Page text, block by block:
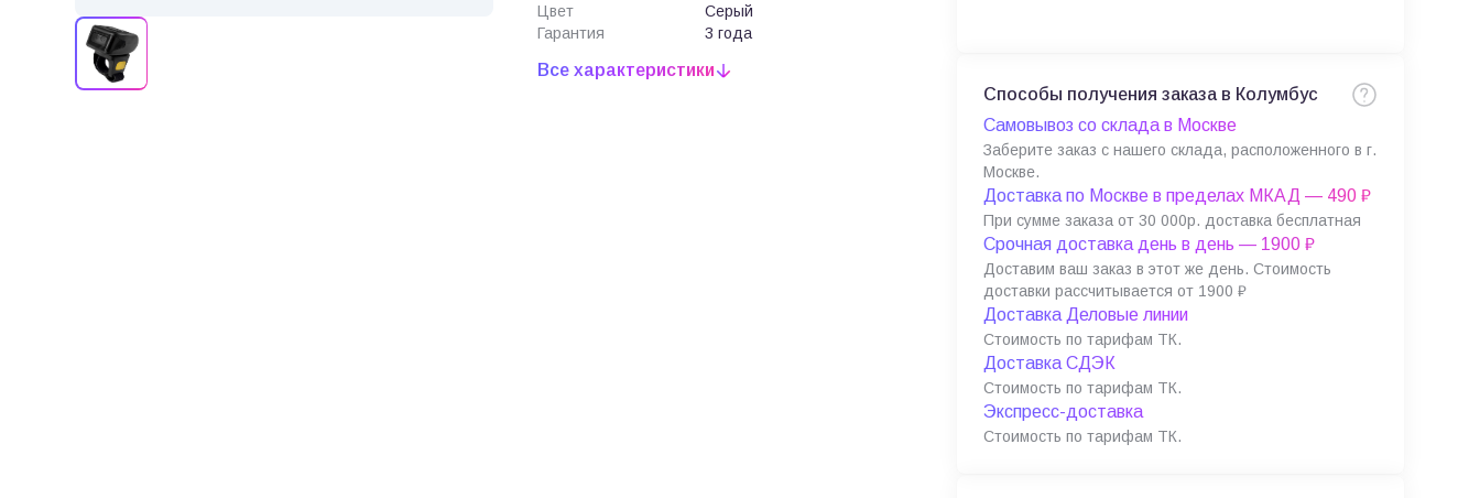
Цвет
Серый
Гарантия
3 года
Все характеристики
Способы получения заказа в Колумбус
Самовывоз со склада в Москве
Заберите заказ с нашего склада, расположенного в г.
Москве.
Доставка по Москве в пределах МКАД — 490 ₽
При сумме заказа от 30 000р. доставка бесплатная
Срочная доставка день в день — 1900 ₽
Доставим ваш заказ в этот же день. Стоимость
доставки рассчитывается от 1900 ₽
Доставка Деловые линии
Стоимость по тарифам ТК.
Доставка СДЭК
Стоимость по тарифам ТК.
Экспресс-доставка
Стоимость по тарифам ТК.